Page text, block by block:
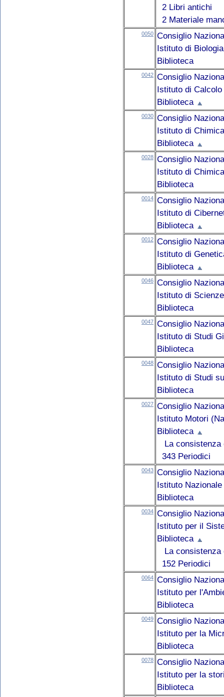
2 Libri antichi
2 Materiale
0050 Consiglio
Istituto di
Biblioteca
0042 Consiglio
Istituto di
Biblioteca
0030 Consiglio
Istituto di
Biblioteca
0028 Consiglio
Istituto di
Biblioteca
0014 Consiglio
Istituto di
Biblioteca
0012 Consiglio
Istituto di
Biblioteca
0046 Consiglio
Istituto di
Biblioteca
0047 Consiglio
Istituto di Studi
Biblioteca
0048 Consiglio
Istituto di Studi
Biblioteca
0027 Consiglio
Istituto Motori
Biblioteca
La
343 Periodici
0043 Consiglio
Istituto
Biblioteca
0034 Consiglio
Istituto per il
Biblioteca
La
152 Periodici
0064 Consiglio
Istituto per
Biblioteca
0049 Consiglio
Istituto per la
Biblioteca
0078 Consiglio
Istituto per la
Biblioteca